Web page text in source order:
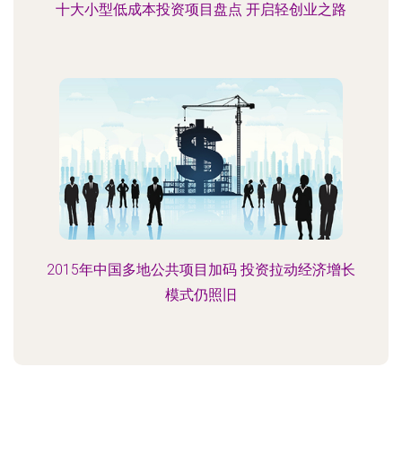
十大小型低成本投资项目盘点 开启轻创业之路
2015年中国多地公共项目加码 投资拉动经济增长
模式仍照旧